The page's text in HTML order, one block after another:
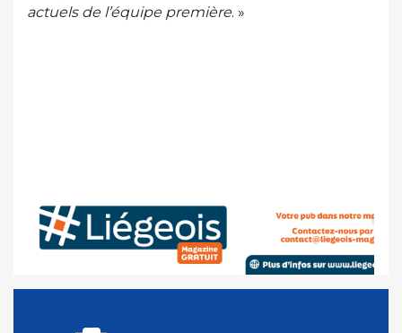
actuels de l’équipe première. »